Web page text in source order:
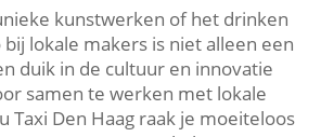
kunstwerken of het drinken
lokale makers is niet alleen een
duik in de cultuur en innovatie
samen te werken met lokale
Taxi Den Haag raak je moeiteloos